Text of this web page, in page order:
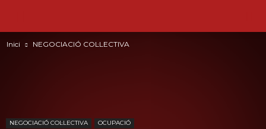
Inici NEGOCIACIÓ COL·LECTIVA
NEGOCIACIÓ COL·LECTIVA OCUPACIÓ